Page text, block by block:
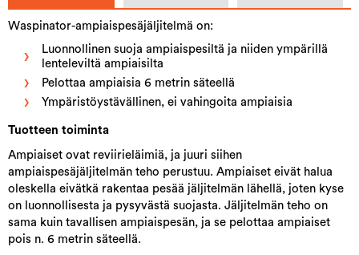
Waspinator-ampiaispesäjäljitelmä on:
Luonnollinen suoja ampiaispesiltä ja niiden ympärillä
lenteleviltä ampiaisilta
Pelottaa ampiaisia 6 metrin säteellä
Ympäristöystävällinen, ei vahingoita ampiaisia
Tuotteen toiminta
Ampiaiset ovat reviirieläimiä, ja juuri siihen
ampiaispesäjäljitelmän teho perustuu. Ampiaiset eivät halua
oleskella eivätkä rakentaa pesää jäljitelmän lähellä, joten kyse
on luonnollisesta ja pysyvästä suojasta. Jäljitelmän teho on
sama kuin tavallisen ampiaispesän, ja se pelottaa ampiaiset
pois n. 6 metrin säteellä.